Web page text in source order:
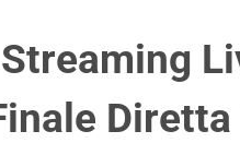
Diretta